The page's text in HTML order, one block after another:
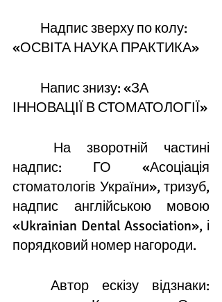
«ОСВІТА НАУКА ПРАКТИКА»
ІННОВАЦІЇ В СТОМАТОЛОГІЇ»
надпис: ГО «Асоціація
стоматологів України», тризуб,
надпис англійською мовою
«Ukrainian Dental Association», і
порядковий номер нагороди.